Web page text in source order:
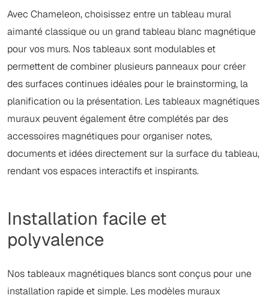
Avec Chameleon, choisissez entre un tableau mural
aimanté classique ou un grand tableau blanc magnétique
pour vos murs. Nos tableaux sont modulables et
permettent de combiner plusieurs panneaux pour créer
des surfaces continues idéales pour le brainstorming, la
planification ou la présentation. Les tableaux magnétiques
muraux peuvent également être complétés par des
accessoires magnétiques pour organiser notes,
documents et idées directement sur la surface du tableau,
rendant vos espaces interactifs et inspirants.
Installation facile et
polyvalence
Nos tableaux magnétiques blancs sont conçus pour une
installation rapide et simple. Les modèles muraux